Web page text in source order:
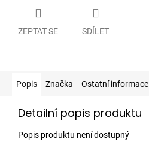
ZEPTAT SE SDÍLET
Popis Značka Ostatní informace
Detailní popis produktu
Popis produktu není dostupný